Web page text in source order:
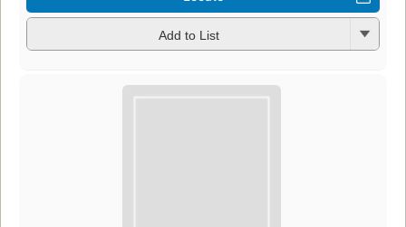
Add to List